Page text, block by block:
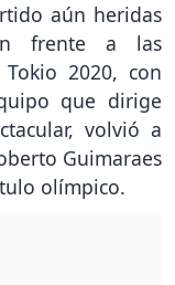
aún heridas
frente a las
2020, con
que dirige
volvió a
Guimaraes
olímpico.